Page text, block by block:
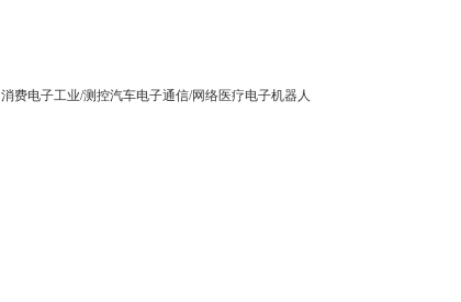
消费电子工业/测控汽车电子通信/网络医疗电子机器人